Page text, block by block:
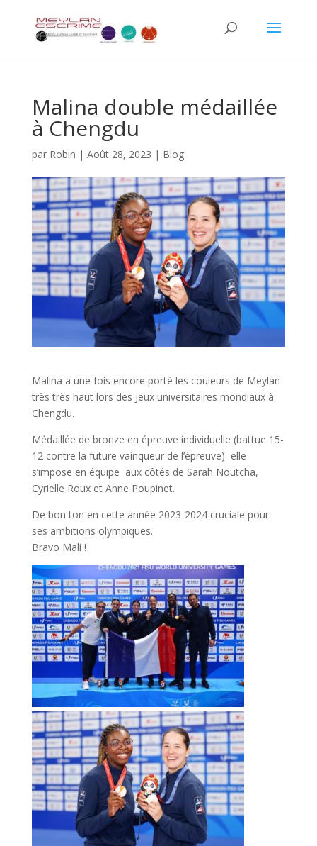
Malina double médaillée
à Chengdu
par Robin | Août 28, 2023 | Blog
Malina a une fois encore porté les couleurs de Meylan
très très haut lors des Jeux universitaires mondiaux à
Chengdu.
Médaillée de bronze en épreuve individuelle (battue 15-
12 contre la future vainqueur de l’épreuve) elle
s’impose en équipe aux côtés de Sarah Noutcha,
Cyrielle Roux et Anne Poupinet.
De bon ton en cette année 2023-2024 cruciale pour
ses ambitions olympiques.
Bravo Mali !